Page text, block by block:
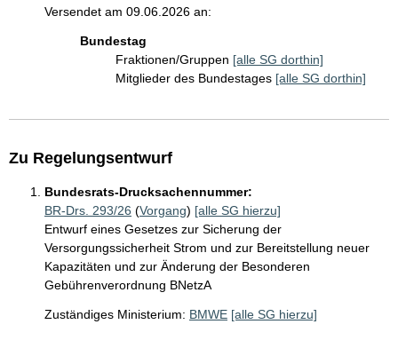
Versendet am 09.06.2026 an:
Bundestag
Fraktionen/Gruppen [alle SG dorthin]
Mitglieder des Bundestages [alle SG dorthin]
Zu Regelungsentwurf
Bundesrats-Drucksachennummer:
BR-Drs. 293/26 (Vorgang) [alle SG hierzu]
Entwurf eines Gesetzes zur Sicherung der
Versorgungssicherheit Strom und zur Bereitstellung neuer
Kapazitäten und zur Änderung der Besonderen
Gebührenverordnung BNetzA
Zuständiges Ministerium: BMWE [alle SG hierzu]